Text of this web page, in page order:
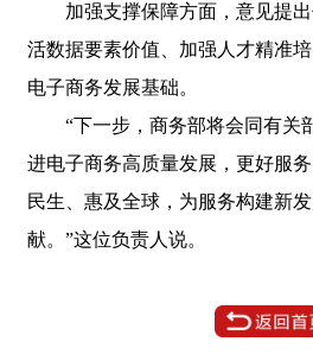
加强支撑保障方面，意见提出
活数据要素价值、加强人才精准
电子商务发展基础。
“下一步，商务部将会同有关
进电子商务高质量发展，更好服
民生、惠及全球，为服务构建新
献。”这位负责人说。